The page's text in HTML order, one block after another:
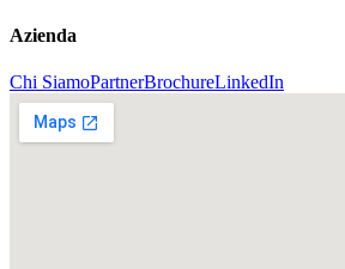
Azienda
Chi SiamoPartnerBrochureLinkedIn